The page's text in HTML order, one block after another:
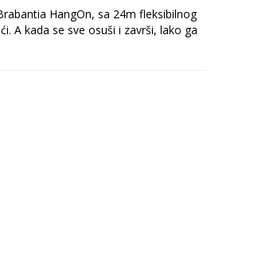
HangOn, sa 24m fleksibilnog
A kada se sve osuši i završi, lako ga